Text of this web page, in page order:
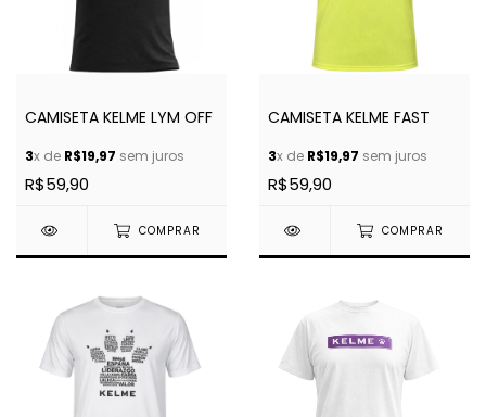
CAMISETA KELME LYM OFF
3x de R$19,97 sem juros
R$59,90
COMPRAR
CAMISETA KELME FAST
3x de R$19,97 sem juros
R$59,90
COMPRAR